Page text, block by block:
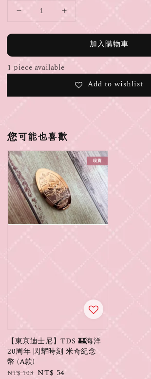
加入購物車
1 piece available
Add to wishlist
您可能也喜歡
現貨
【東京迪士尼】TDS 🏰海洋
20周年 閃耀時刻 米奇紀念
幣 (A款)
Regular
NT$ 108 Sale
NT$ 54